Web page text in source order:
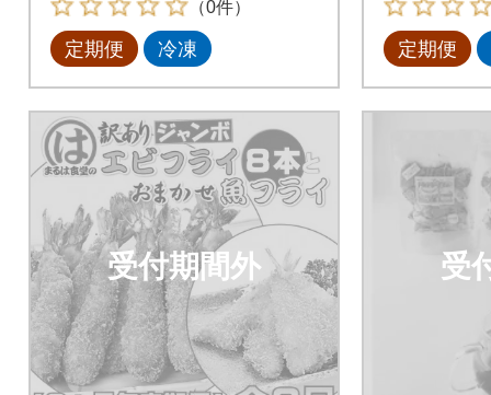
（0件）
定期便 冷凍 定期便
受付期間外 受